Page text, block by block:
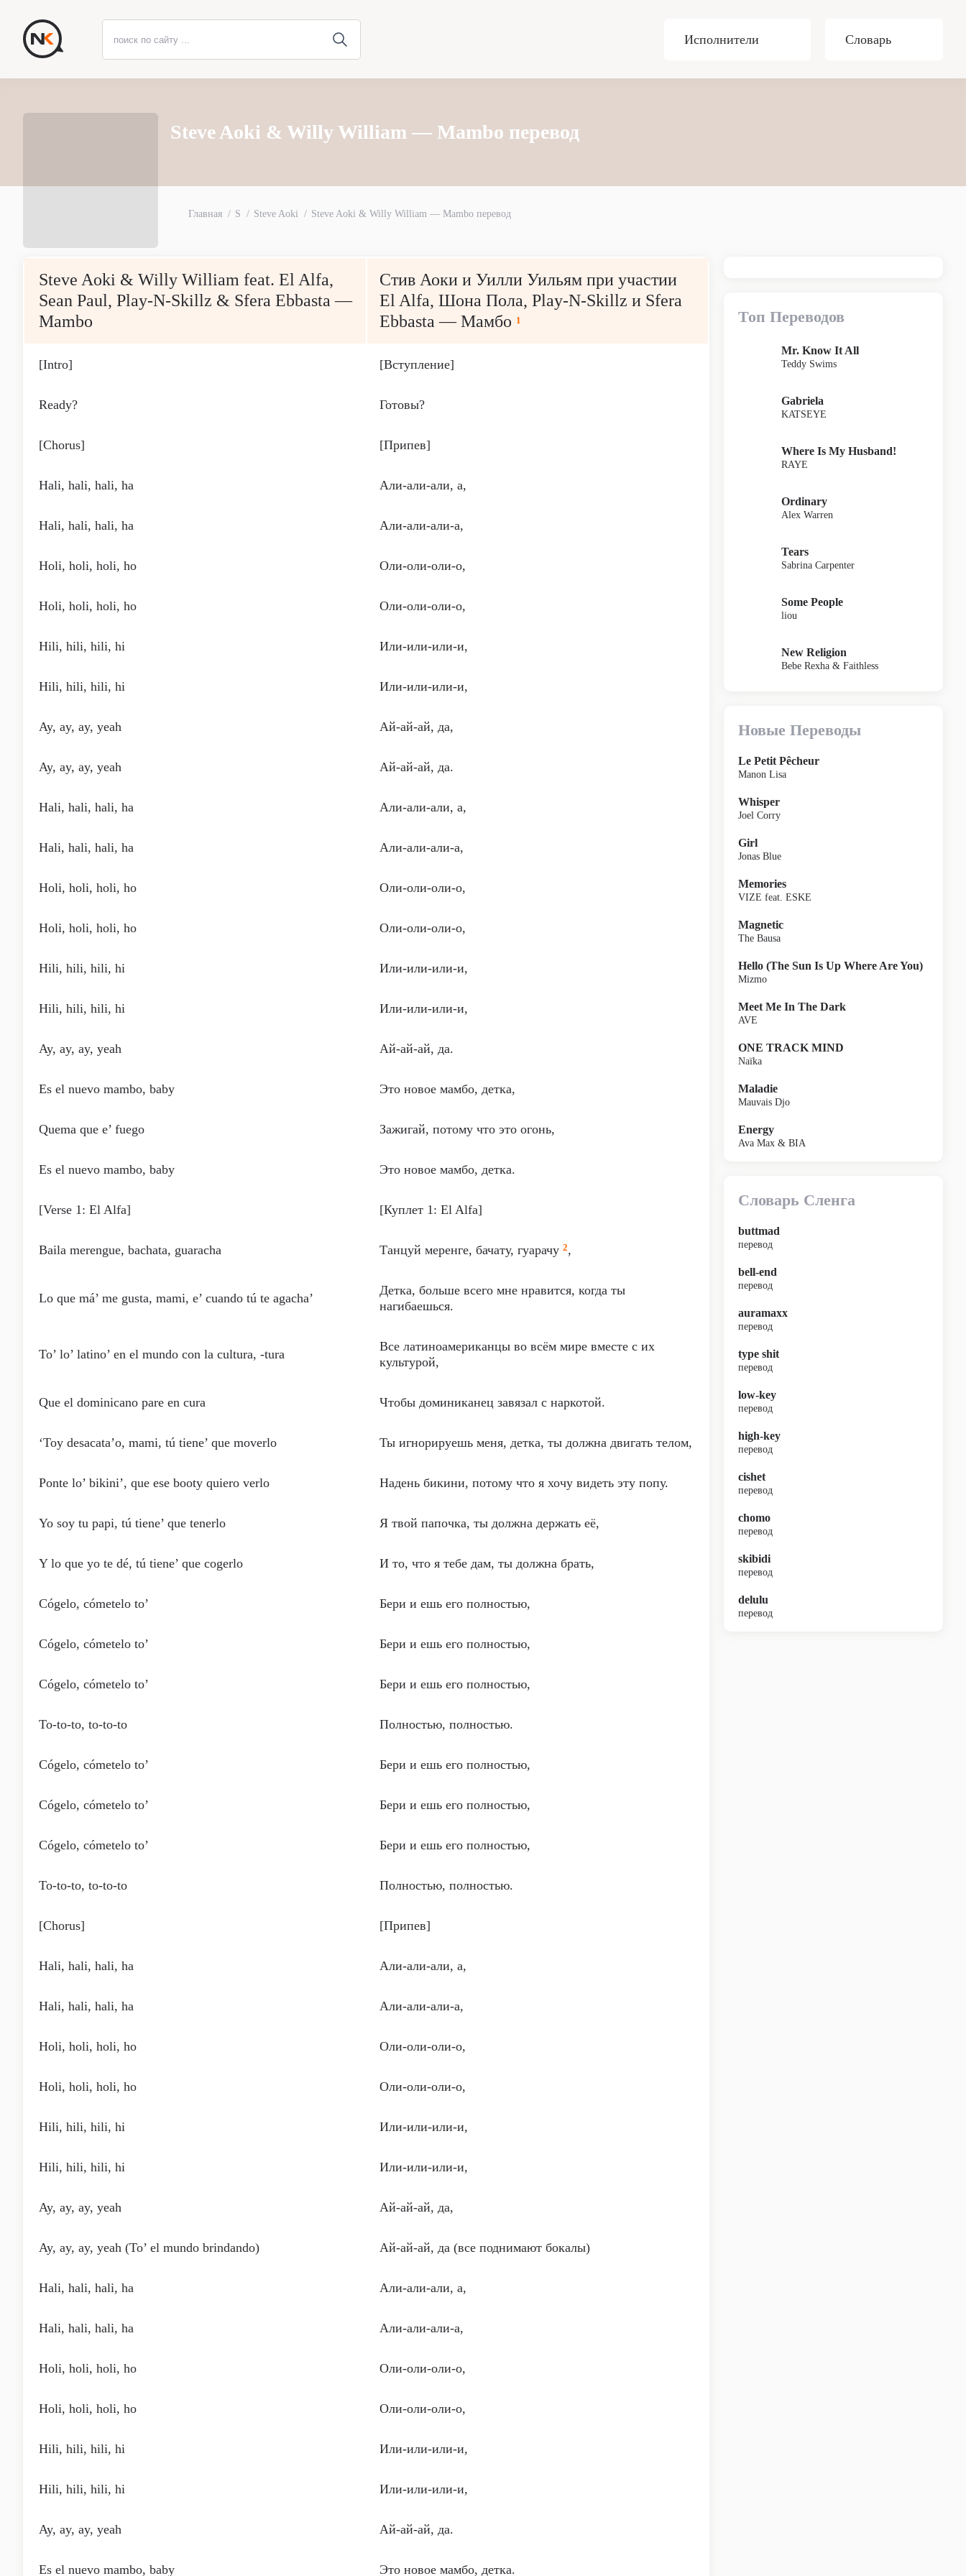
Исполнители Словарь
Steve Aoki & Willy William — Mambo перевод
Главная S Steve Aoki Steve Aoki & Willy William — Mambo перевод
Steve Aoki & Willy William feat. El Alfa,
Sean Paul, Play-N-Skillz & Sfera Ebbasta —
Mambo
Стив Аоки и Уилли Уильям при участии
El Alfa, Шона Пола, Play-N-Skillz и Sfera
Ebbasta — Мамбо 1
[Intro] [Вступление]
Ready? Готовы?
[Chorus] [Припев]
Hali, hali, hali, ha Али-али-али, а,
Hali, hali, hali, ha Али-али-али-а,
Holi, holi, holi, ho Оли-оли-оли-о,
Holi, holi, holi, ho Оли-оли-оли-о,
Hili, hili, hili, hi Или-или-или-и,
Hili, hili, hili, hi Или-или-или-и,
Ay, ay, ay, yeah Ай-ай-ай, да,
Ay, ay, ay, yeah Ай-ай-ай, да.
Hali, hali, hali, ha Али-али-али, а,
Hali, hali, hali, ha Али-али-али-а,
Holi, holi, holi, ho Оли-оли-оли-о,
Holi, holi, holi, ho Оли-оли-оли-о,
Hili, hili, hili, hi Или-или-или-и,
Hili, hili, hili, hi Или-или-или-и,
Ay, ay, ay, yeah Ай-ай-ай, да.
Es el nuevo mambo, baby Это новое мамбо, детка,
Quema que e’ fuego Зажигай, потому что это огонь,
Es el nuevo mambo, baby Это новое мамбо, детка.
[Verse 1: El Alfa] [Куплет 1: El Alfa]
Baila merengue, bachata, guaracha Танцуй меренге, бачату, гуарачу 2,
Lo que má’ me gusta, mami, e’ cuando tú te agacha’
Детка, больше всего мне нравится, когда ты
нагибаешься.
To’ lo’ latino’ en el mundo con la cultura, -tura
Все латиноамериканцы во всём мире вместе с их
культурой,
Que el dominicano pare en cura Чтобы доминиканец завязал с наркотой.
‘Toy desacata’o, mami, tú tiene’ que moverlo Ты игнорируешь меня, детка, ты должна двигать телом,
Ponte lo’ bikini’, que ese booty quiero verlo Надень бикини, потому что я хочу видеть эту попу.
Yo soy tu papi, tú tiene’ que tenerlo Я твой папочка, ты должна держать её,
Y lo que yo te dé, tú tienе’ que cogerlo И то, что я тебе дам, ты должна брать,
Cógelo, cómеtelo to’ Бери и ешь его полностью,
Cógelo, cómetelo to’ Бери и ешь его полностью,
Cógelo, cómetelo to’ Бери и ешь его полностью,
To-to-to, to-to-to Полностью, полностью.
Cógelo, cómetelo to’ Бери и ешь его полностью,
Cógelo, cómetelo to’ Бери и ешь его полностью,
Cógelo, cómetelo to’ Бери и ешь его полностью,
To-to-to, to-to-to Полностью, полностью.
[Chorus] [Припев]
Hali, hali, hali, ha Али-али-али, а,
Hali, hali, hali, ha Али-али-али-а,
Holi, holi, holi, ho Оли-оли-оли-о,
Holi, holi, holi, ho Оли-оли-оли-о,
Hili, hili, hili, hi Или-или-или-и,
Hili, hili, hili, hi Или-или-или-и,
Ay, ay, ay, yeah Ай-ай-ай, да,
Ay, ay, ay, yeah (To’ el mundo brindando) Ай-ай-ай, да (все поднимают бокалы)
Hali, hali, hali, ha Али-али-али, а,
Hali, hali, hali, ha Али-али-али-а,
Holi, holi, holi, ho Оли-оли-оли-о,
Holi, holi, holi, ho Оли-оли-оли-о,
Hili, hili, hili, hi Или-или-или-и,
Hili, hili, hili, hi Или-или-или-и,
Ay, ay, ay, yeah Ай-ай-ай, да.
Es el nuevo mambo, baby Это новое мамбо, детка.
Топ Переводов
Mr. Know It All
Teddy Swims
Gabriela
KATSEYE
Where Is My Husband!
RAYE
Ordinary
Alex Warren
Tears
Sabrina Carpenter
Some People
liou
New Religion
Bebe Rexha & Faithless
Новые Переводы
Le Petit Pêcheur
Manon Lisa
Whisper
Joel Corry
Girl
Jonas Blue
Memories
VIZE feat. ESKE
Magnetic
The Bausa
Hello (The Sun Is Up Where Are You)
Mizmo
Meet Me In The Dark
AVE
ONE TRACK MIND
Naïka
Maladie
Mauvais Djo
Energy
Ava Max & BIA
Словарь Сленга
buttmad
перевод
bell-end
перевод
auramaxx
перевод
type shit
перевод
low-key
перевод
high-key
перевод
cishet
перевод
chomo
перевод
skibidi
перевод
delulu
перевод